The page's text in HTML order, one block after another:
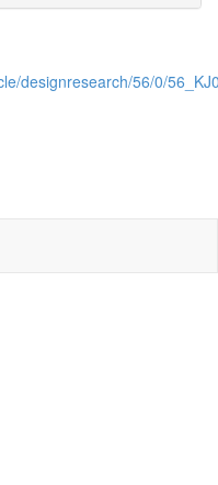
designresearch/56/0/